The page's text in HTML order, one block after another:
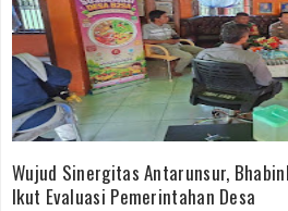
Wujud Sinergitas Antarunsur,
Ikut Evaluasi Pemerintahan Desa